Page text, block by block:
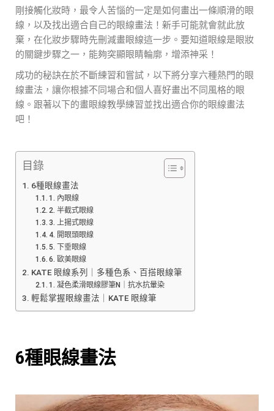
剛接觸化妝時，最令人苦惱的一定是如何畫出一條順滑的眼
線，以及找出適合自己的眼線畫法！新手可能就會就此放
棄，在化妝步驟時先刪減畫眼線這一步。要知道眼線是眼妝
的關鍵步驟之一，能夠突顯眼睛輪廓，增添神采！
成功的秘訣在於不斷練習和嘗試，以下將分享六種熱門的眼
線畫法，讓你根據不同場合和個人喜好畫出不同風格的眼
線。跟著以下的畫眼線教學練習並找出適合你的眼線畫法
吧！
目錄
6種眼線畫法
1. 內眼線
2. 半截式眼線
3. 上揚式眼線
4. 開眼頭眼線
5. 下垂眼線
6. 歐美眼線
KATE 眼線系列｜多種色系、百搭眼線筆
1. 凝色柔滑眼線膠筆N｜抗水抗暈染
輕鬆掌握眼線畫法｜KATE 眼線筆
6種眼線畫法